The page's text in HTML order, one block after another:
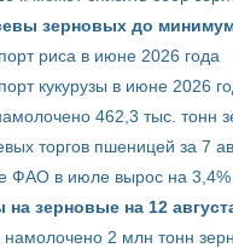
зерновых до
риса в июне 2026 года
кукурузы в июне 2026
462,3 тыс. тонн
торгов пшеницей за 7
ФАО в июле вырос на 3,4%
зерновые на 12
намолочено 2 млн тонн